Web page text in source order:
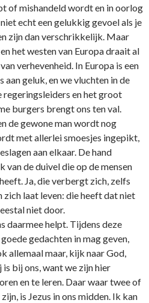
of mishandeld wordt en in oorlog
echt een gelukkig gevoel als je
zijn dan verschrikkelijk. Maar
het westen van Europa draait al
verhevenheid. In Europa is een
aan geluk, en we vluchten in de
regeringsleiders en het groot
burgers brengt o­ns ten val.
de gewone man wordt nog
met allerlei smoesjes ingepikt,
aan elkaar. De hand
van de duivel die op de mensen
Ja, die verbergt zich, zelfs
zich laat leven: die heeft dat niet
niet door.
daarmee helpt. Tijdens deze
gedachten in mag geven,
allemaal maar, kijk naar God,
bij o­ns, want we zijn hier
en te leren. Daar waar twee of
is Jezus in o­ns midden. Ik kan